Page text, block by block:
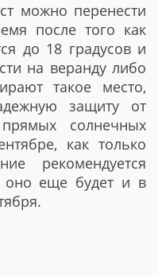
можно перенести
после того как
до 18 градусов и
на веранду либо
такое место,
защиту от
солнечных
как только
рекомендуется
оно еще будет и в